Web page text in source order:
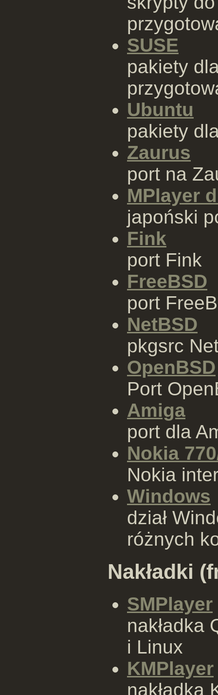
SUSE
pakiety
Ubuntu
pakiety
Zaurus
port na
MPlayer
japoński
Fink
port Fink
FreeBSD
port
NetBSD
pkgsrc
OpenBSD
Port
Amiga
port dla
Nokia
Nokia
Windows
dział
różnych
Nakładki
SMPlayer
nakładka
i Linux
KMPlayer
nakładka